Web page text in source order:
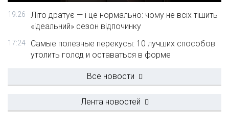
19:26
Літо дратує — і це нормально: чому не всіх тішить
«ідеальний» сезон відпочинку
17:24
Самые полезные перекусы: 10 лучших способов
утолить голод и оставаться в форме
Все новости
Лента новостей